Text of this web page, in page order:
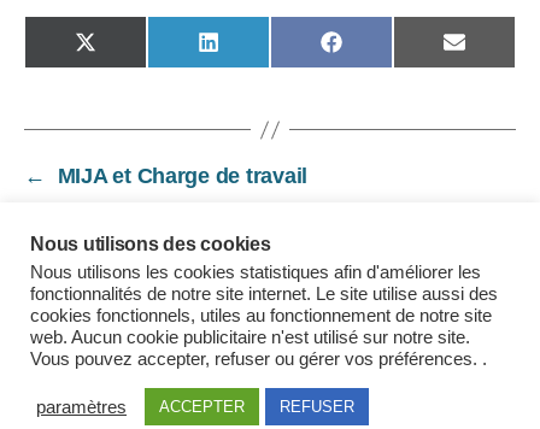
SHARE
ON
SHARE
ON
SHARE
ON
SHARE
ON
←
MIJA et Charge de travail
juridictions administratives
© 2026 USMA
Mentions légales
Nous utilisons des cookies
Nous utilisons les cookies statistiques afin d'améliorer les
fonctionnalités de notre site internet. Le site utilise aussi des
cookies fonctionnels, utiles au fonctionnement de notre site
web. Aucun cookie publicitaire n'est utilisé sur notre site.
Vous pouvez accepter, refuser ou gérer vos préférences. .
paramètres ACCEPTER REFUSER